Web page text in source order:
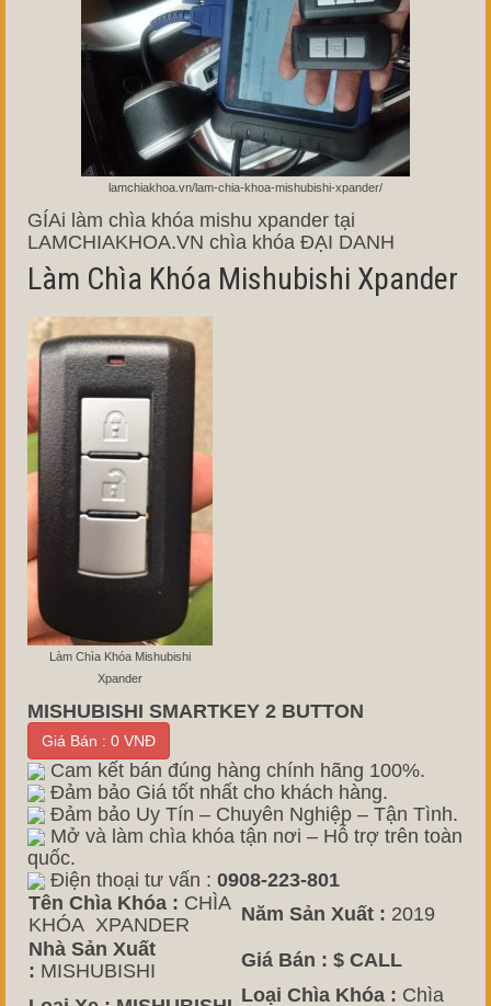
lamchiakhoa.vn/lam-chia-khoa-mishubishi-xpander/
GÍAi làm chìa khóa mishu xpander tại
LAMCHIAKHOA.VN chìa khóa ĐẠI DANH
Làm Chìa Khóa Mishubishi Xpander
Làm Chìa Khóa Mishubishi
Xpander
MISHUBISHI SMARTKEY 2 BUTTON
Giá Bán : 0 VNĐ
Cam kết bán đúng hàng chính hãng 100%.
Đảm bảo Giá tốt nhất cho khách hàng.
Đảm bảo Uy Tín – Chuyên Nghiệp – Tận Tình.
Mở và làm chìa khóa tận nơi – Hỗ trợ trên toàn
quốc.
Điện thoại tư vấn : 0908-223-801
Tên Chìa Khóa : CHÌA
KHÓA XPANDER
Năm Sản Xuất : 2019
Nhà Sản Xuất
: MISHUBISHI Giá Bán : $ CALL
Loại Chìa Khóa : Chìa